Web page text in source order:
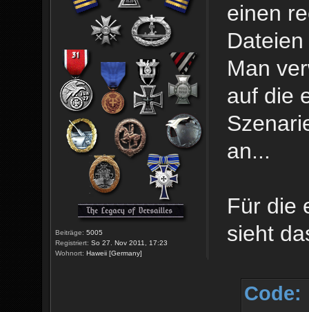
Beiträge: 5005
Registriert: So 27. Nov 2011, 17:23
Wohnort: Haweii [Germany]
einen
Man
auf die
an...
Für die
sieht
Code: